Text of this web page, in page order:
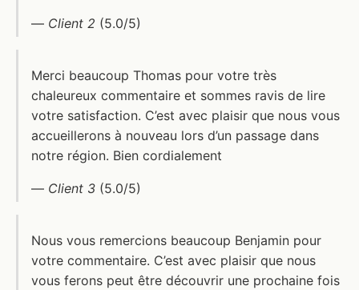
— Client 2 (5.0/5)
Merci beaucoup Thomas pour votre très
chaleureux commentaire et sommes ravis de lire
votre satisfaction. C’est avec plaisir que nous vous
accueillerons à nouveau lors d’un passage dans
notre région. Bien cordialement
— Client 3 (5.0/5)
Nous vous remercions beaucoup Benjamin pour
votre commentaire. C’est avec plaisir que nous
vous ferons peut être découvrir une prochaine fois